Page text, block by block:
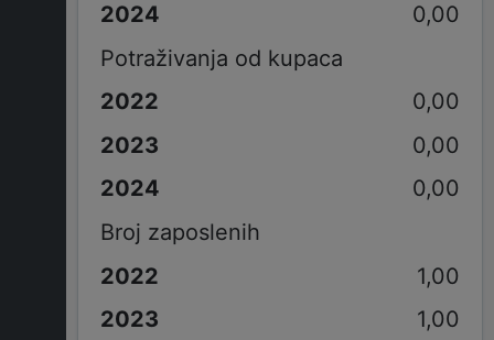
0,00
Potraživanja od kupaca
0,00
0,00
0,00
Broj zaposlenih
1,00
1,00